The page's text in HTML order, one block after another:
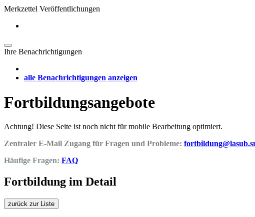
Merkzettel Veröffentlichungen
Ihre Benachrichtigungen
alle Benachrichtigungen anzeigen
Fortbildungsangebote
Achtung! Diese Seite ist noch nicht für mobile Bearbeitung optimiert.
Zentraler E-Mail Zugang für Fragen und Probleme:
Häufige Fragen: FAQ
Fortbildung im Detail
zurück zur Liste